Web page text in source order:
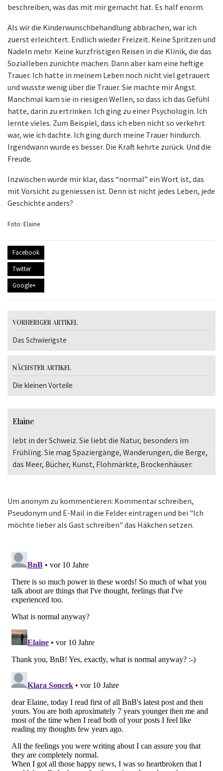
beschreiben, was das mit mir gemacht hat. Es half enorm.
Als wir die Kinderwunschbehandlung abbrachen, war ich
zuerst erleichtert. Endlich wieder Freizeit. Keine Spritzen und
Nadeln mehr. Keine kurzfristigen Reisen in die Klinik, die das
Sozialleben zunichte machen. Dann aber kam eine heftige
Trauer. Ich hatte in meinem Leben noch nicht viel getrauert
und wusste wenig über die Trauer. Sie machte mir Angst.
Manchmal kam sie in riesigen Wellen, so dass ich das Gefühl
hatte, darin zu ertrinken. Ich ging zu einer Psychologin. Ich
lernte vieles. Zum Beispiel, dass ich eben nicht so verkehrt
war, wie ich dachte. Ich ging durch meine Trauer hindurch.
Irgendwann wurde es besser. Die Kraft kehrte zurück. Und die
Freude.
Inzwischen wurde mir klar, dass “normal” ein Wort ist, das
mit Vorsicht zu geniessen ist. Denn ist nicht jedes Leben, jede
Geschichte anders?
Foto: Elaine
Facebook
Twitter
Google+
VORHERIGER ARTIKEL
Das Schwierigste
NÄCHSTER ARTIKEL
Die kleinen Vorteile
Elaine
lebt in der Schweiz. Sie liebt die Natur, besonders im
Frühling. Sie mag Spaziergänge, Wanderungen, die Berge,
das Meer, Bücher, Kunst, Flohmärkte, Brockenhäuser.
Um anonym zu kommentieren: Kommentar schreiben,
Pseudonym und E-Mail in die Felder eintragen und bei "Ich
möchte lieber als Gast schreiben" das Häkchen setzen.